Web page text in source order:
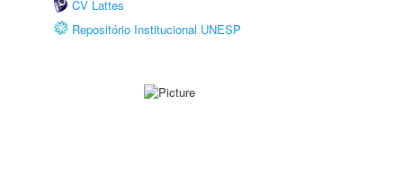
CV Lattes
Repositório Institucional UNESP